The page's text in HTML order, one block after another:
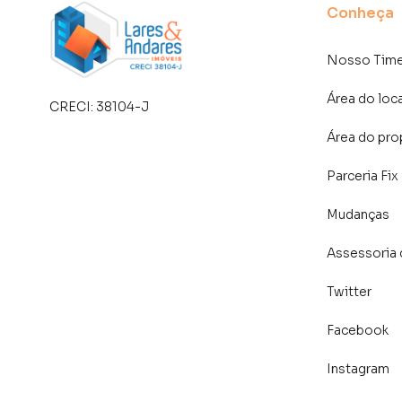
Perfeitas para:
Geração de renda com locação
Um diferencial que transforma o imóvel em
As edículas oferecem a possibilidade de
também para gerar retorno financeiro.
📞 Agende sua visita e descubra todo o
ou deseja mais informações sobre Casa em
CRECI: 38104-J
Conheça
Nosso
Área do
Área do
Parceria Fix
Mudanças
Assessoria
Twitter
Facebook
Instagram